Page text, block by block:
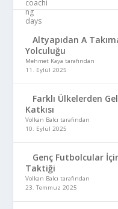
Altyapıdan A
Yolculuğu
Mehmet Kaya tarafından
11. Eylül 2025
Farklı Ülkelerden
Katkısı
Volkan Balcı tarafından
10. Eylül 2025
Genç Futbolcular
Taktiği
Volkan Balcı tarafından
23. Temmuz 2025